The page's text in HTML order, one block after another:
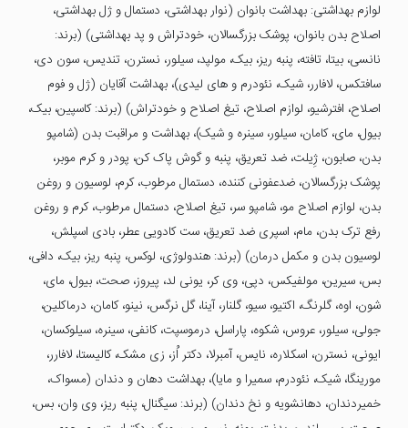
لوازم بهداشتی: بهداشت بانوان (نوار بهداشتی، دستمال و ژل بهداشتی،
اصلاح بدن بانوان، پوشک بزرگسالان، خودتراش و پد بهداشتی) (برند:
نانسی، بیتا، تافته، پنبه ریز، بیک، مولپد، سیلور، نسترن، تندیس، سون دی،
سافتکس، لافارر، شیک، نئودرم و های لیدی)، بهداشت آقایان (ژل و فوم
اصلاح، افترشیو، لوازم اصلاح، تیغ اصلاح و خودتراش) (برند: کاسپین، بیک،
بیول، مای، کامان، سیلور، سینره و شیک)، بهداشت و مراقبت بدن (شامپو
بدن، صابون، ژِیلت، ضد تعریق، پنبه و گوش پاک کن، پودر و کرم موبر،
پوشک بزرگسالان، ضدعفونی کننده، دستمال مرطوب، کرم، لوسیون و روغن
بدن، لوازم اصلاح مو، شامپو سر، تیغ اصلاح، دستمال مرطوب، کرم و روغن
رفع ترک بدن، مام، اسپری ضد تعریق، ست کادویی عطر، بادی اسپلش،
لوسیون بدن و مکمل درمان) (برند: هندولوژی، لوکس، پنبه ریز، بیک، دافی،
بس، سیرین، مولفیکس، دپی، وی کر، یونی لد، پیروز، صحت، بیول، مای،
شون، اوه، گلرنگ، اکتیو، سیو، گلنار، آینا، گل نرگس، نینو، کامان، درماکلین،
جولی، سیلور، عروس، شکوه، پاراسل، درموسپت، کانفی، سینره، سیلوکسان،
ایونی، نسترن، اسکلاره، نایس، آمبرلا، دکتر اُز، زی مشک، کالیستا، لافارر،
مورینگا، شیک، نئودرم، سمیرا و مایا)، بهداشت دهان و دندان (مسواک،
خمیردندان، دهانشویه و نخ دندان) (برند: سیگنال، پنبه ریز، وی وان، بس،